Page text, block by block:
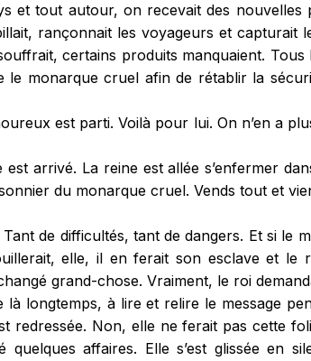
et tout autour, on recevait des nouvelles
rançonnait les voyageurs et capturait
certains produits manquaient.
le monarque cruel afin de rétablir la
est parti. Voilà pour lui. On n’en a
arrivé. La reine est allée s’enfermer
du monarque cruel. Vends tout et
de difficultés, tant de dangers. Et si le
elle, il en ferait son esclave et le
grand-chose. Vraiment, le roi
là longtemps, à lire et relire le message
redressée. Non, elle ne ferait pas cette
quelques affaires. Elle s’est glissée en